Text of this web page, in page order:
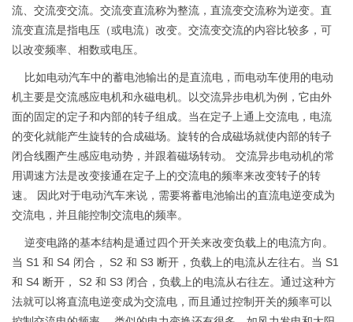
流、交流变交流。交流变直流称为整流，直流变交流称为逆变。直
流变直流是指电压（或电流）改变。交流变交流的内容比较多，可
以改变频率、相数或电压。
比如电动汽车中的蓄电池输出的是直流电，而电动车使用的电动
机主要是交流感应电机和永磁电机。以交流异步电机为例，它由外
面的固定的定子和内部的转子组成。当在定子上通上交流电，电流
的变化就能产生旋转的合成磁场。旋转的合成磁场就使内部的转子
闭合线圈产生感应电动势，并跟着磁场转动。 交流异步电动机的常
用调速方法是改变接通在定子上的交流电的频率来改变转子的转
速。 因此对于电动汽车来说，需要将蓄电池输出的直流电逆变成为
交流电，并且能控制交流电的频率。
逆变电路的基本结构是通过四个开关来改变负载上的电流方向。
当 S1 和 S4 闭合， S2 和 S3 断开，负载上的电流从左往右。当 S1
和 S4 断开， S2 和 S3 闭合，负载上的电流从右往左。通过这种方
法就可以将直流电逆变成为交流电，而且通过控制开关的频率可以